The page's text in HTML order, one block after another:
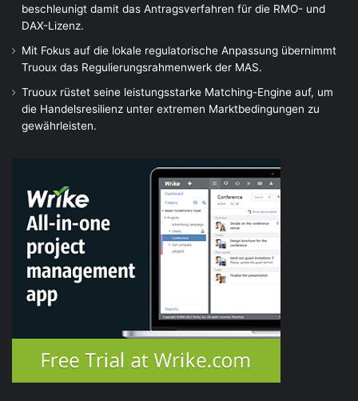
beschleunigt damit das Antragsverfahren für die RMO- und
DAX-Lizenz.
Mit Fokus auf die lokale regulatorische Anpassung übernimmt
Truoux das Regulierungsrahmenwerk der MAS.
Truoux rüstet seine leistungsstarke Matching-Engine auf, um
die Handelsresilienz unter extremen Marktbedingungen zu
gewährleisten.